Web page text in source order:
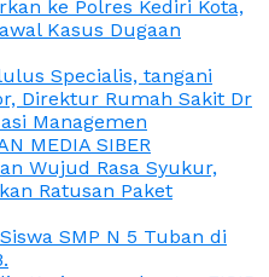
ke Polres Kediri Kota,
Kasus Dugaan
Specialis, tangani
Direktur Rumah Sakit Dr
Managemen
MEDIA SIBER
Wujud Rasa Syukur,
Ratusan Paket
SMP N 5 Tuban di